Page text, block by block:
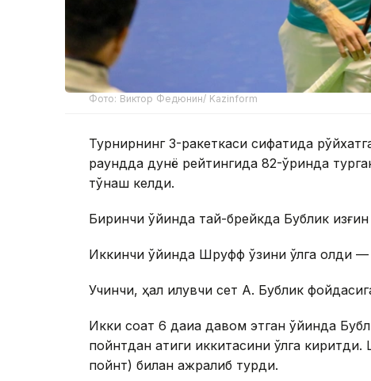
Фото: Виктор Федюнин/ Kazinform
Турнирнинг 3-ракеткаси сифатида
раундда дунё рейтингида 82-ўринда
тўқнаш келди.
Биринчи ўйинда тай-брейкда Бублик
Иккинчи ўйинда Шруфф ўзини қўлга олди —
Учинчи, ҳал қилувчи сет А. Бублик
Икки соат 6 дақиқа давом этган ўйинда
пойнтдан атиги иккитасини қўлга
пойнт) билан ажралиб турди.